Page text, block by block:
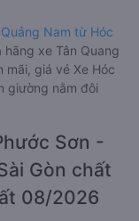
Nam từ Hóc
xe Tân Quang
mãi, giá vé Xe Hóc
giường nằm đôi
Sơn -
Gòn chất
08/2026